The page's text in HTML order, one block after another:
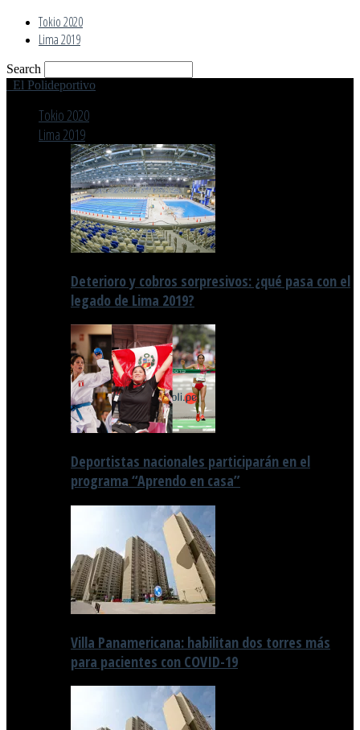
Tokio 2020
Lima 2019
Search
El Polideportivo
Tokio 2020
Lima 2019
Deterioro y cobros sorpresivos: ¿qué pasa con el
legado de Lima 2019?
Deportistas nacionales participarán en el
programa “Aprendo en casa”
Villa Panamericana: habilitan dos torres más
para pacientes con COVID-19